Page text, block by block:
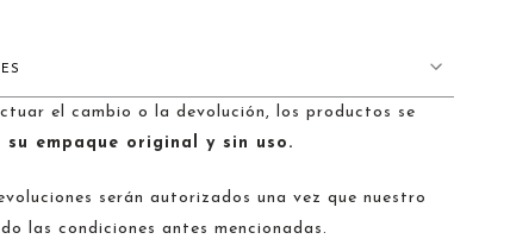
el cambio o la devolución, los productos se
su empaque original y sin uso.
serán autorizados una vez que nuestro
las condiciones antes mencionadas.